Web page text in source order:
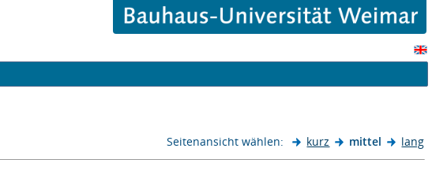
Seitenansicht wählen: kurz mittel lang